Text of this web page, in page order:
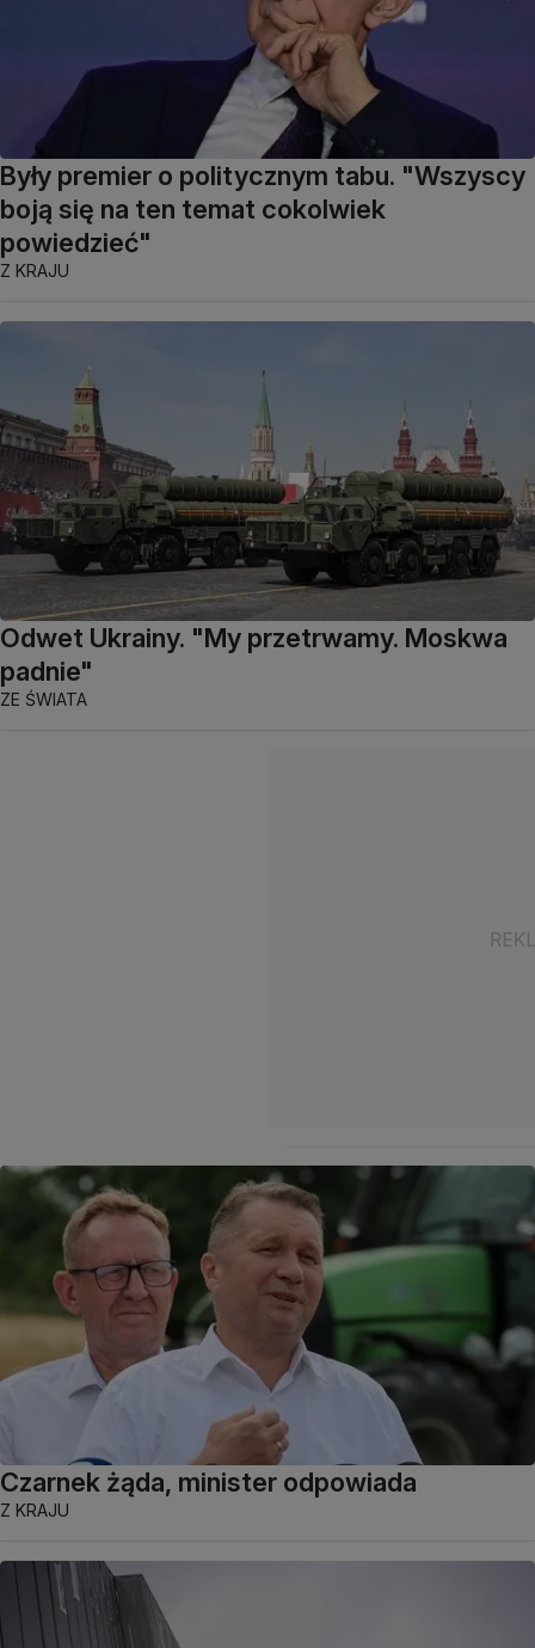
Były premier o politycznym tabu. "Wszyscy
boją się na ten temat cokolwiek
powiedzieć"
Z KRAJU
Odwet Ukrainy. "My przetrwamy. Moskwa
padnie"
ZE ŚWIATA
Czarnek żąda, minister odpowiada
Z KRAJU